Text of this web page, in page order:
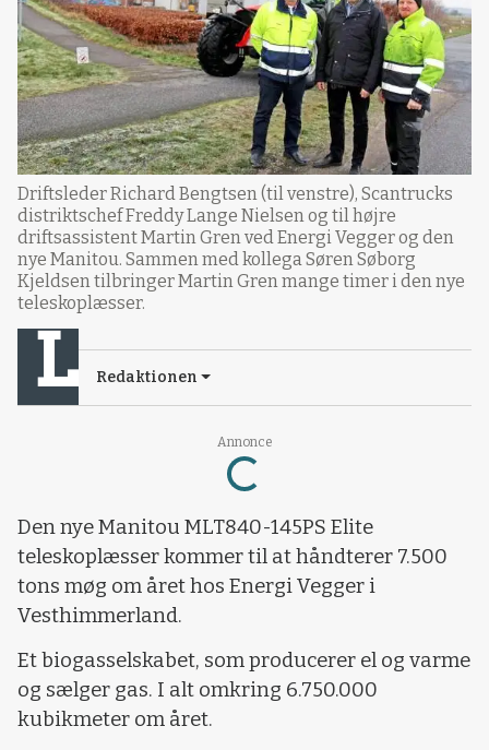
Annonce
Loading...
Driftsleder Richard Bengtsen (til venstre), Scantrucks
distriktschef Freddy Lange Nielsen og til højre
driftsassistent Martin Gren ved Energi Vegger og den
nye Manitou. Sammen med kollega Søren Søborg
Kjeldsen tilbringer Martin Gren mange timer i den nye
teleskoplæsser.
Redaktionen
Den nye Manitou MLT840-145PS Elite
teleskoplæsser kommer til at håndterer 7.500
tons møg om året hos Energi Vegger i
Vesthimmerland.
Et biogasselskabet, som producerer el og varme
og sælger gas. I alt omkring 6.750.000
kubikmeter om året.